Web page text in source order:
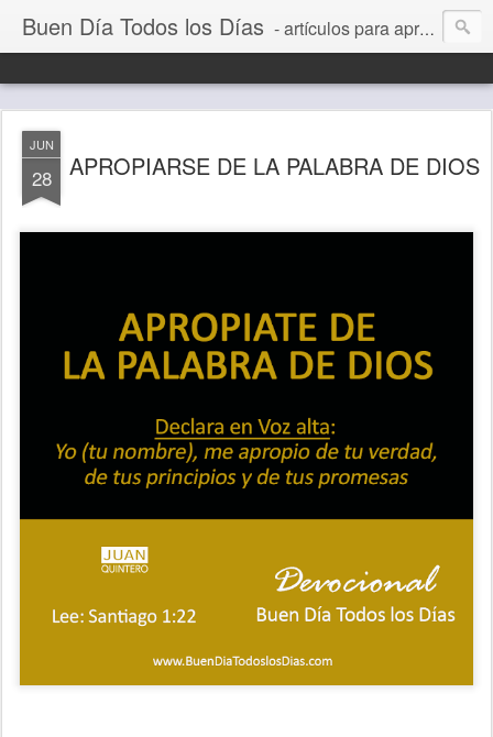
Buen Día Todos los Días - artículos para aprender a vivir mejor, un día a la vez. Por Juan C Quintero
JUN
28 APROPIARSE DE LA PALABRA DE DIOS